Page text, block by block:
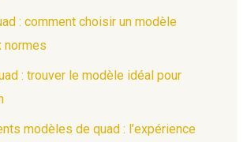
: comment choisir un modèle
normes
: trouver le modèle idéal pour
modèles de quad : l’expérience